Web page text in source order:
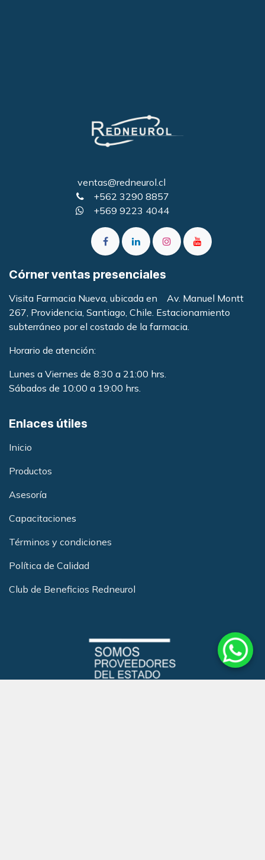
ventas@redneurol.cl
+562 3290 8857
+569 9223 4044
Córner ventas presenciales
Visita Farmacia Nueva, ubicada en Av. Manuel Montt
267, Providencia, Santiago, Chile. Estacionamiento
subterráneo por el costado de la farmacia
Horario de atención:
Lunes a Viernes de 8:30 a 21:00 hrs.
Sábados de 10:00 a 19:00 hrs.
Enlaces útiles
Inicio
Productos
Asesoría
Capacitaciones
Términos y condiciones
Política de Calidad
Club de Beneficios Redneurol